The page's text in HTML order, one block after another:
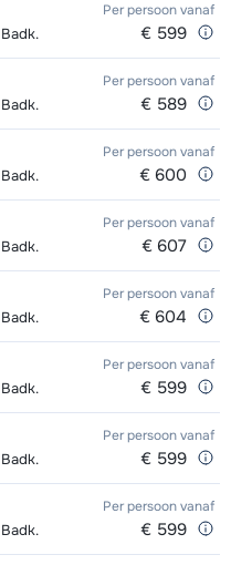
afhankelijk
van week
afhankelijk
van week
van week
+
afhankelijk
van week
van week
afhankelijk
van week
afhankelijk
afhankelijk
van week
(8
afhankelijk
van week
afhankelijk
van week
van week
afhankelijk
van week
afhankelijk
afhankelijk
van week
van week
afhankelijk
van week
van week
afhankelijk
van week
afhankelijk
van week
afhankelijk
van week
afhankelijk
Per persoonvanaf
Badk. € 599
Per persoonvanaf
Badk. € 589
Per persoonvanaf
Badk. € 600
Per persoonvanaf
Badk. € 607
Per persoonvanaf
Badk. € 604
Per persoonvanaf
Badk. € 599
Per persoonvanaf
Badk. € 599
Per persoonvanaf
Badk. € 599